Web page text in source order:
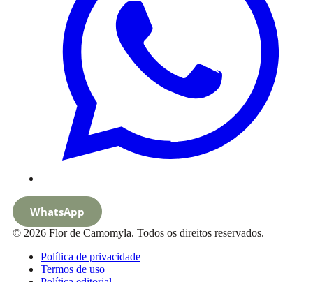
WhatsApp
© 2026 Flor de Camomyla. Todos os direitos reservados.
Política de privacidade
Termos de uso